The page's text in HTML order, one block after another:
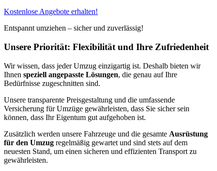
Kostenlose Angebote erhalten!
Entspannt umziehen – sicher und zuverlässig!
Unsere Priorität: Flexibilität und Ihre Zufriedenheit
Wir wissen, dass jeder Umzug einzigartig ist. Deshalb bieten wir
Ihnen speziell angepasste Lösungen, die genau auf Ihre
Bedürfnisse zugeschnitten sind.
Unsere transparente Preisgestaltung und die umfassende
Versicherung für Umzüge gewährleisten, dass Sie sicher sein
können, dass Ihr Eigentum gut aufgehoben ist.
Zusätzlich werden unsere Fahrzeuge und die gesamte Ausrüstung
für den Umzug regelmäßig gewartet und sind stets auf dem
neuesten Stand, um einen sicheren und effizienten Transport zu
gewährleisten.